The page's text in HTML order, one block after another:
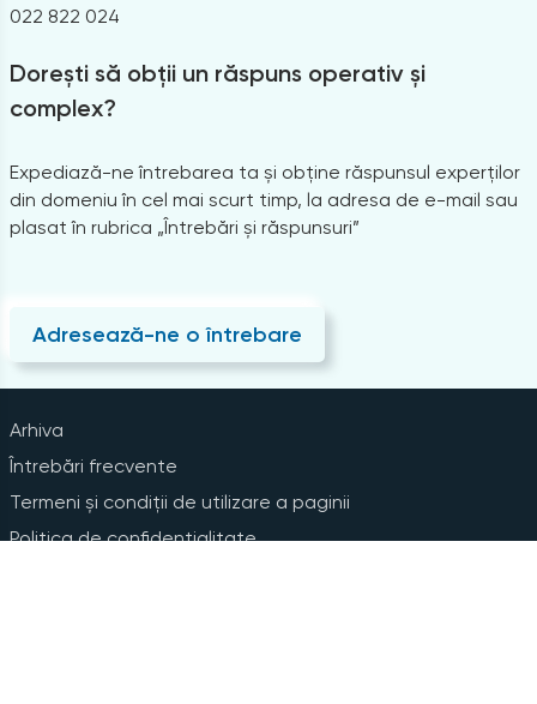
022 822 024
Dorești să obții un răspuns operativ și
complex?
Expediază-ne întrebarea ta și obține răspunsul experților
din domeniu în cel mai scurt timp, la adresa de e-mail sau
plasat în rubrica „Întrebări și răspunsuri”
Adresează-ne o întrebare
Arhiva
Întrebări frecvente
Termeni și condiții de utilizare a paginii
Politica de confidențialitate